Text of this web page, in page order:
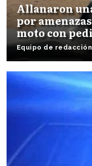
Allanaron
por
moto con
Equipo de